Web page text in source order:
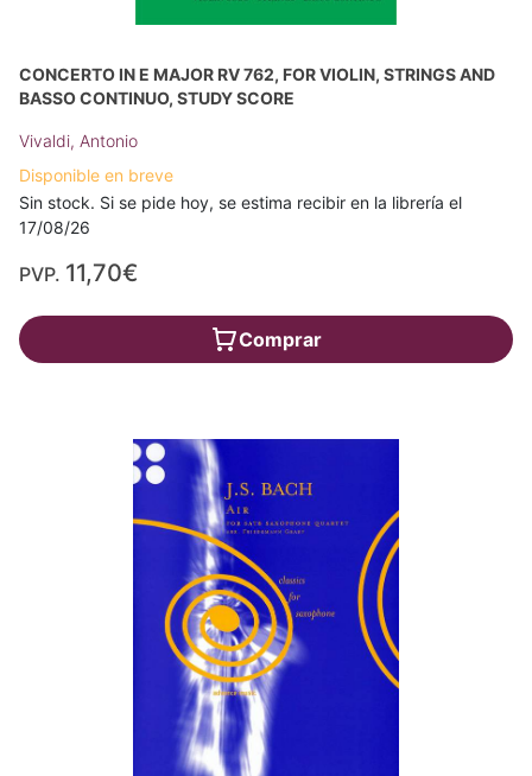
CONCERTO IN E MAJOR RV 762, FOR VIOLIN, STRINGS AND
BASSO CONTINUO, STUDY SCORE
Vivaldi, Antonio
Disponible en breve
Sin stock. Si se pide hoy, se estima recibir en la librería el
17/08/26
PVP. 11,70€
Comprar